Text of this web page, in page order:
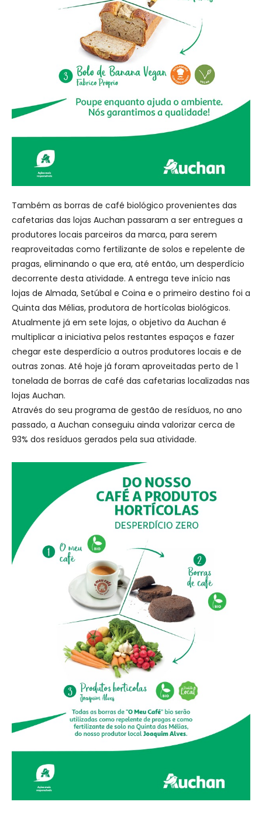
Também as borras de café biológico provenientes das
cafetarias das lojas Auchan passaram a ser entregues a
produtores locais parceiros da marca, para serem
reaproveitadas como fertilizante de solos e repelente de
pragas, eliminando o que era, até então, um desperdício
decorrente desta atividade. A entrega teve início nas
lojas de Almada, Setúbal e Coina e o primeiro destino foi a
Quinta das Mélias, produtora de hortícolas biológicos.
Atualmente já em sete lojas, o objetivo da Auchan é
multiplicar a iniciativa pelos restantes espaços e fazer
chegar este desperdício a outros produtores locais e de
outras zonas. Até hoje já foram aproveitadas perto de 1
tonelada de borras de café das cafetarias localizadas nas
lojas Auchan.
Através do seu programa de gestão de resíduos, no ano
passado, a Auchan conseguiu ainda valorizar cerca de
93% dos resíduos gerados pela sua atividade.